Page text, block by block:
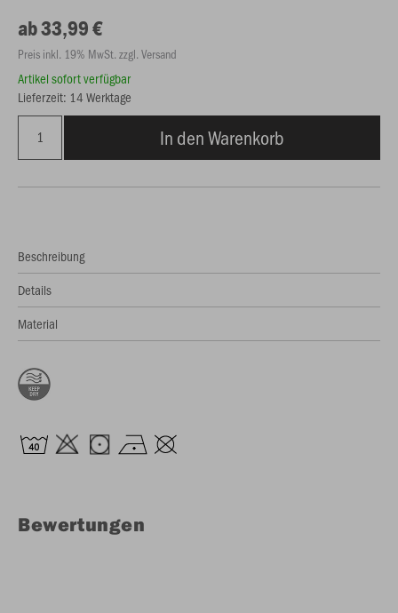
ab 33,99 €
Preis inkl. 19% MwSt. zzgl. Versand
Artikel sofort verfügbar
Lieferzeit: 14 Werktage
In den Warenkorb
Beschreibung
Details
Material
Bewertungen